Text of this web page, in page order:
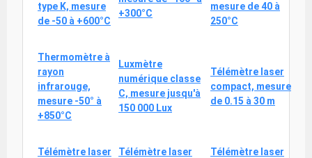
type K, mesure
de -50 à +600°C
+300°C
mesure de 40 à
250°C
Thermomètre à
rayon
infrarouge,
mesure -50° à
+850°C
Luxmètre
numérique classe
C, mesure jusqu'à
150 000 Lux
Télémètre laser
compact, mesure
de 0.15 à 30 m
Télémètre laser
Télémètre laser
Télémètre laser